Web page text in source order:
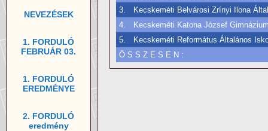
NEVEZÉSEK
1. FORDULÓ
FEBRUÁR 03.
1. FORDULÓ
EREDMÉNYE
2. FORDULÓ
eredmény
3.
Kecskeméti Belvárosi Zrínyi Ilona
4.
Kecskeméti Katona József
5.
Kecskeméti Református Általános
Ö S S Z E S E N :